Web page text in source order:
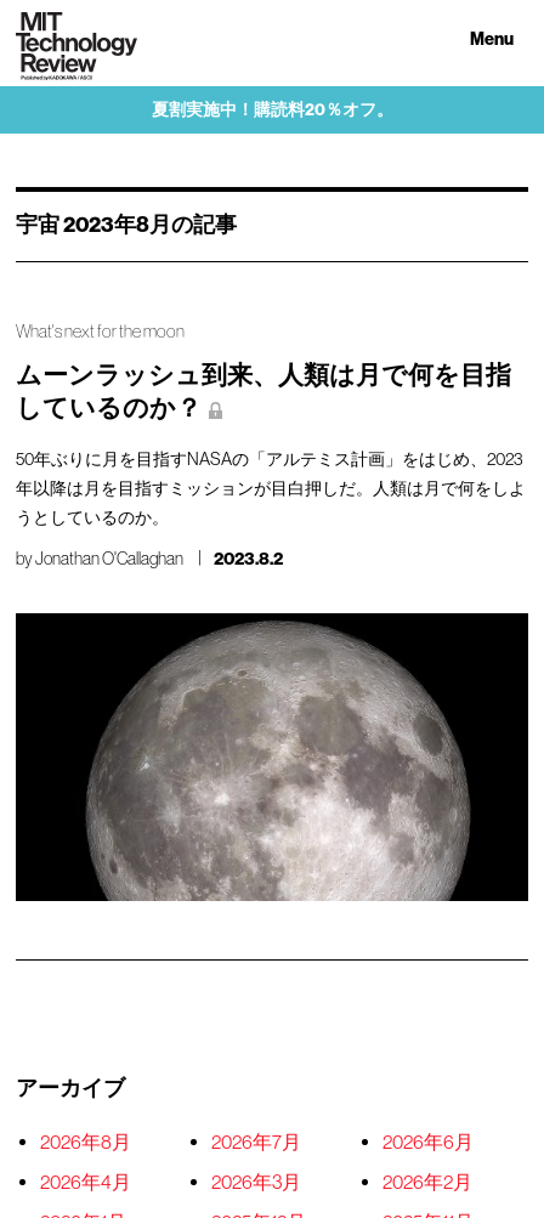
Menu
夏割実施中！購読料20％オフ。
宇宙 2023年8月の記事
What's next for the moon
ムーンラッシュ到来、人類は月で何を目指
しているのか？
50年ぶりに月を目指すNASAの「アルテミス計画」をはじめ、2023
年以降は月を目指すミッションが目白押しだ。人類は月で何をしよ
うとしているのか。
byJonathan O'Callaghan 2023.8.2
アーカイブ
2026年8月 2026年7月
2026年6月
2026年4月
2026年3月
2026年2月